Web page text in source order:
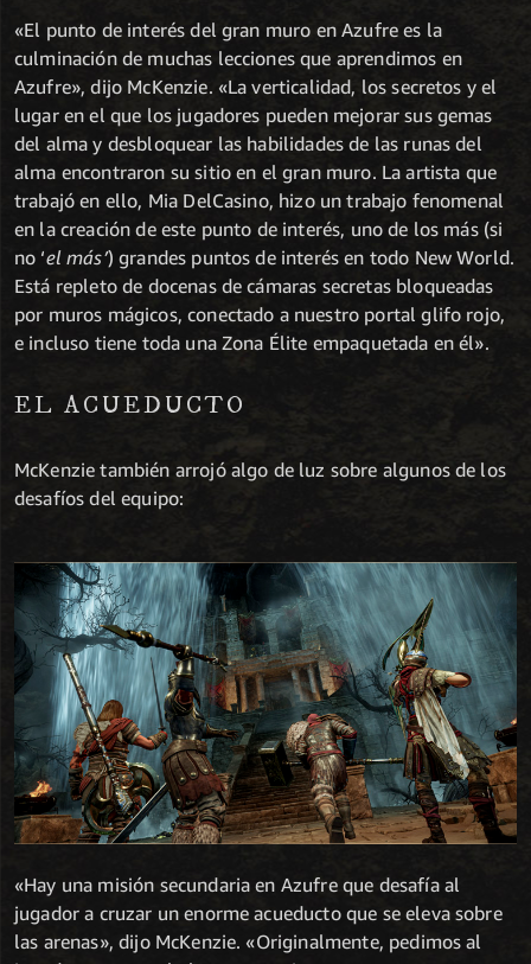
«El punto de interés del gran muro en Azufre es la
culminación de muchas lecciones que aprendimos en
Azufre», dijo McKenzie. «La verticalidad, los secretos y el
lugar en el que los jugadores pueden mejorar sus gemas
del alma y desbloquear las habilidades de las runas del
alma encontraron su sitio en el gran muro. La artista que
trabajó en ello, Mia DelCasino, hizo un trabajo fenomenal
en la creación de este punto de interés, uno de los más (si
no ‘el más’) grandes puntos de interés en todo New World.
Está repleto de docenas de cámaras secretas bloqueadas
por muros mágicos, conectado a nuestro portal glifo rojo,
e incluso tiene toda una Zona Élite empaquetada en él».
EL ACUEDUCTO
McKenzie también arrojó algo de luz sobre algunos de los
desafíos del equipo:
«Hay una misión secundaria en Azufre que desafía al
jugador a cruzar un enorme acueducto que se eleva sobre
las arenas», dijo McKenzie. «Originalmente, pedimos al